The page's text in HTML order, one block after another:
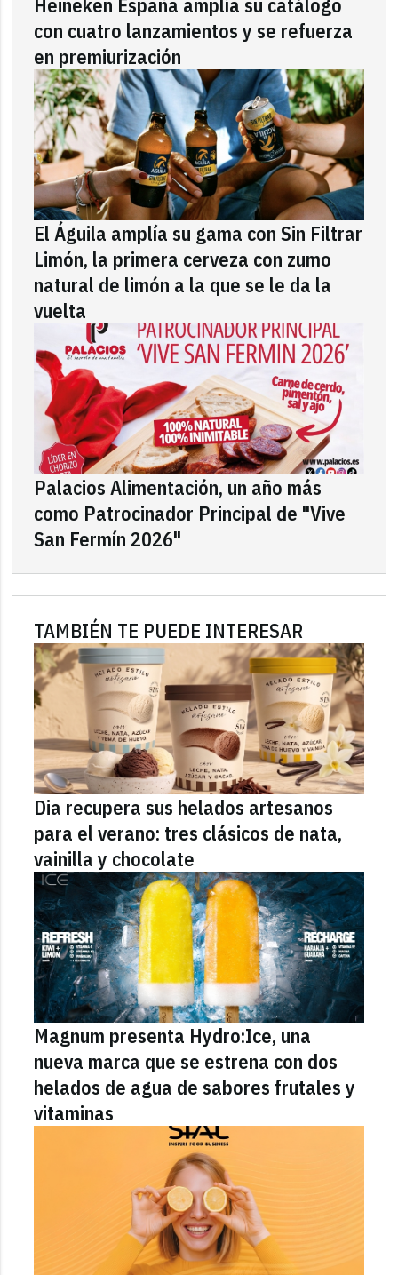
con cuatro lanzamientos y se refuerza
en premiurización
El Águila amplía su gama con Sin Filtrar
Limón, la primera cerveza con zumo
natural de limón a la que se le da la
vuelta
Palacios Alimentación, un año más
como Patrocinador Principal de "Vive
San Fermín 2026"
TAMBIÉN TE PUEDE INTERESAR
Dia recupera sus helados artesanos
para el verano: tres clásicos de nata,
vainilla y chocolate
Magnum presenta Hydro:Ice, una
nueva marca que se estrena con dos
helados de agua de sabores frutales y
vitaminas